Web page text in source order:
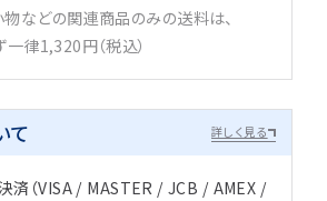
物などの関連商品のみの送料は、
律1,320円（税込）
て 詳しく見る
決済（VISA / MASTER / JCB / AMEX /